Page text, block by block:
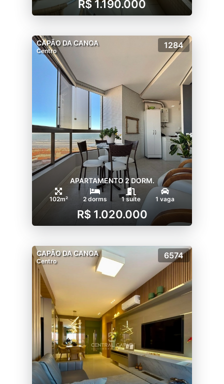
R$ 1.190.000
CAPÃO DA CANOA
Centro
1284
APARTAMENTO 2 DORM.
102m² 2 dorms 1 suíte 1 vaga
R$ 1.020.000
CAPÃO DA CANOA
Centro
6574